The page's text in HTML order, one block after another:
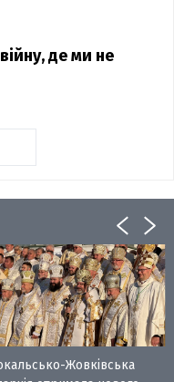
де ми не
Жовківська